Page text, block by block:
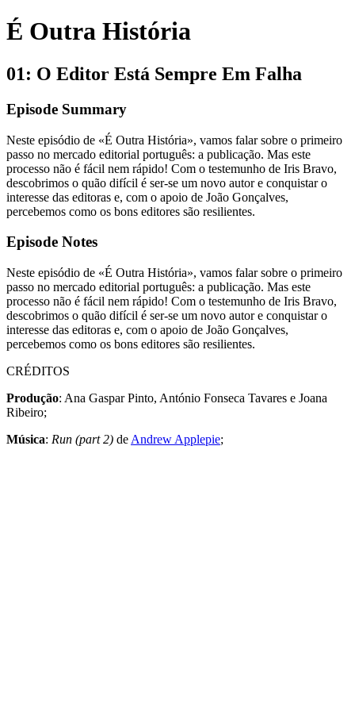
É Outra História
01: O Editor Está Sempre Em Falha
Episode Summary
Neste episódio de «É Outra História», vamos falar sobre o primeiro
passo no mercado editorial português: a publicação. Mas este
processo não é fácil nem rápido! Com o testemunho de Iris Bravo,
descobrimos o quão difícil é ser-se um novo autor e conquistar o
interesse das editoras e, com o apoio de João Gonçalves,
percebemos como os bons editores são resilientes.
Episode Notes
Neste episódio de «É Outra História», vamos falar sobre o primeiro
passo no mercado editorial português: a publicação. Mas este
processo não é fácil nem rápido! Com o testemunho de Iris Bravo,
descobrimos o quão difícil é ser-se um novo autor e conquistar o
interesse das editoras e, com o apoio de João Gonçalves,
percebemos como os bons editores são resilientes.
CRÉDITOS
Produção: Ana Gaspar Pinto, António Fonseca Tavares e Joana
Ribeiro;
Música: Run (part 2) de Andrew Applepie;